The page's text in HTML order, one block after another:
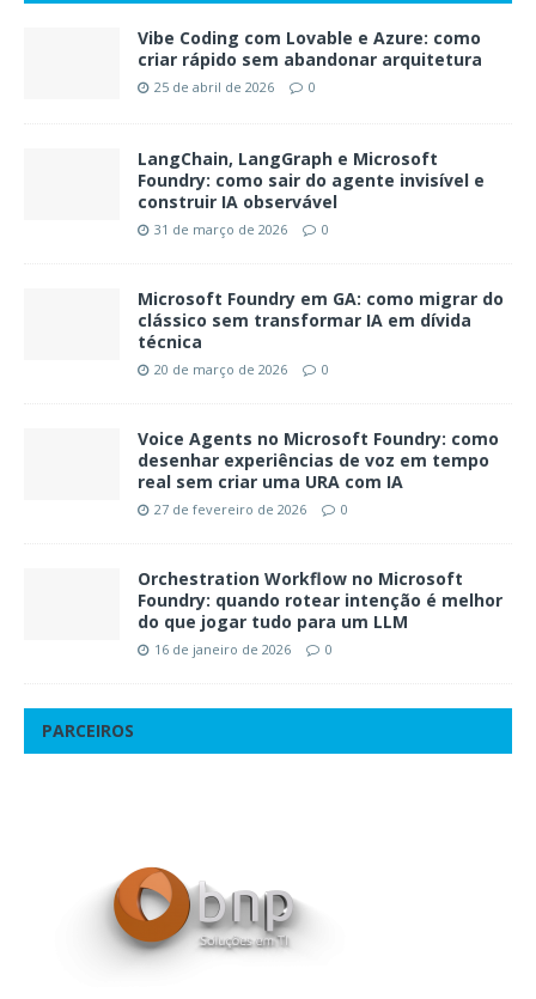
Vibe Coding com Lovable e Azure: como
criar rápido sem abandonar arquitetura
25 de abril de 2026 0
LangChain, LangGraph e Microsoft
Foundry: como sair do agente invisível e
construir IA observável
31 de março de 2026 0
Microsoft Foundry em GA: como migrar do
clássico sem transformar IA em dívida
técnica
20 de março de 2026 0
Voice Agents no Microsoft Foundry: como
desenhar experiências de voz em tempo
real sem criar uma URA com IA
27 de fevereiro de 2026 0
Orchestration Workflow no Microsoft
Foundry: quando rotear intenção é melhor
do que jogar tudo para um LLM
16 de janeiro de 2026 0
PARCEIROS